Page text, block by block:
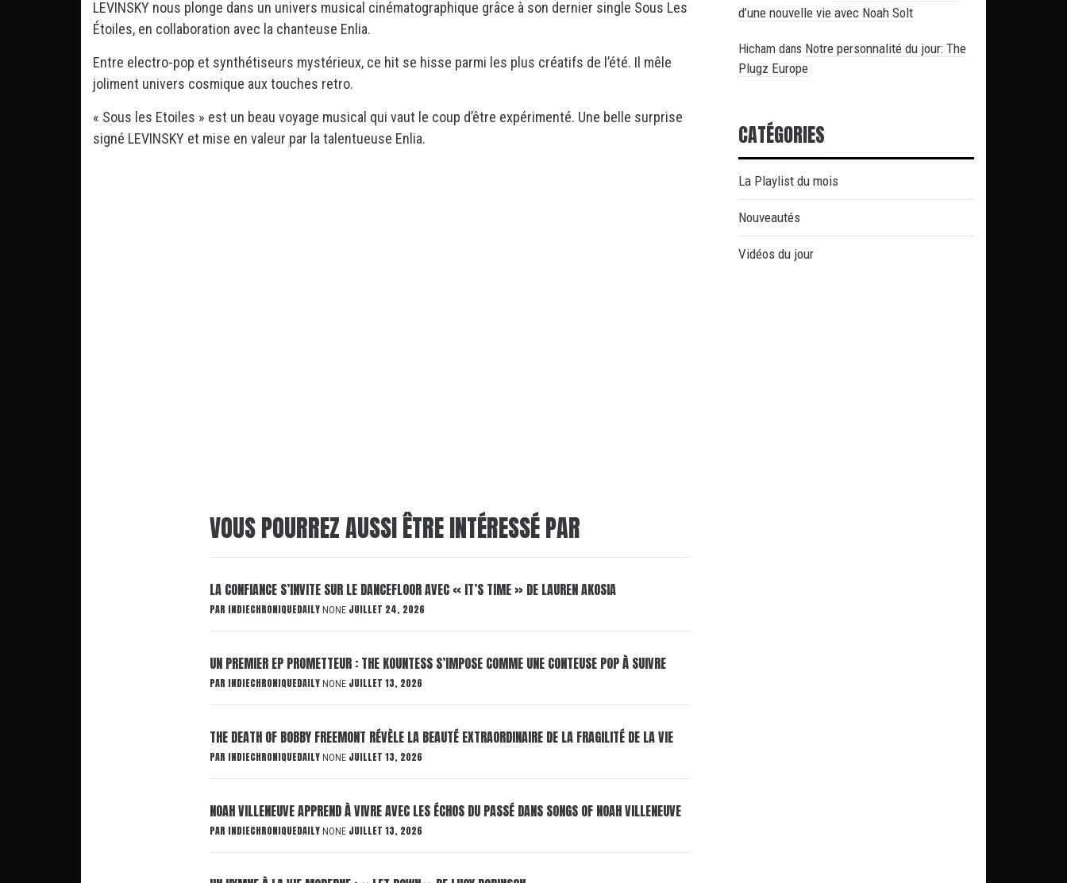
LEVINSKY nous plonge dans un univers musical cinématographique grâce à son dernier single Sous Les
Étoiles, en collaboration avec la chanteuse Enlia.
Entre electro-pop et synthétiseurs mystérieux, ce hit se hisse parmi les plus créatifs de l’été. Il mêle
joliment univers cosmique aux touches retro.
« Sous les Etoiles » est un beau voyage musical qui vaut le coup d’être expérimenté. Une belle surprise
signé LEVINSKY et mise en valeur par la talentueuse Enlia.
VOUS POURREZ AUSSI ÊTRE INTÉRESSÉ PAR
LA CONFIANCE S’INVITE SUR LE DANCEFLOOR AVEC « IT’S TIME » DE LAUREN AKOSIA
PAR INDIECHRONIQUEDAILY NONE JUILLET 24, 2026
UN PREMIER EP PROMETTEUR : THE KOUNTESS S’IMPOSE COMME UNE CONTEUSE POP À SUIVRE
PAR INDIECHRONIQUEDAILY NONE JUILLET 13, 2026
THE DEATH OF BOBBY FREEMONT RÉVÈLE LA BEAUTÉ EXTRAORDINAIRE DE LA FRAGILITÉ DE LA VIE
PAR INDIECHRONIQUEDAILY NONE JUILLET 13, 2026
NOAH VILLENEUVE APPREND À VIVRE AVEC LES ÉCHOS DU PASSÉ DANS SONGS OF NOAH VILLENEUVE
PAR INDIECHRONIQUEDAILY NONE JUILLET 13, 2026
d’une nouvelle vie avec Noah Solt
Hicham dans Notre personnalité du jour: The
Plugz Europe
CATÉGORIES
La Playlist du mois
Nouveautés
Vidéos du jour